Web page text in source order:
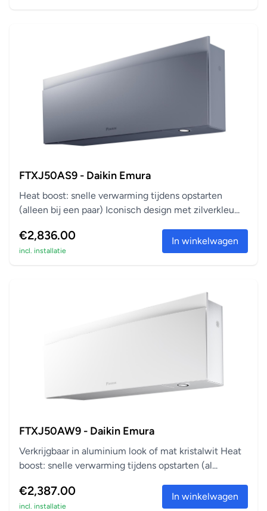
FTXJ50AS9 - Daikin Emura
Heat boost: snelle verwarming tijdens opstarten
(alleen bij een paar) Iconisch design met zilverkleu...
€2,836.00
incl. installatie
In winkelwagen
FTXJ50AW9 - Daikin Emura
Verkrijgbaar in aluminium look of mat kristalwit Heat
boost: snelle verwarming tijdens opstarten (al...
€2,387.00
incl. installatie
In winkelwagen